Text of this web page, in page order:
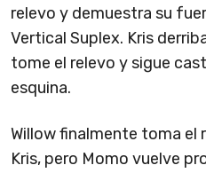
relevo y demuestra su
Vertical Suplex. Kris
tome el relevo y sigue
esquina.
Willow finalmente toma el
Kris, pero Momo vuelve